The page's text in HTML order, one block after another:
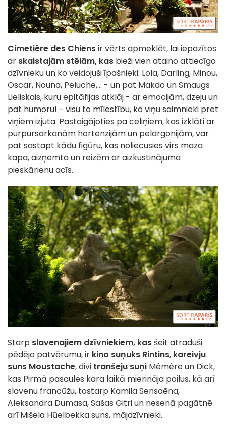
Cimetière des Chiensir vērts apmeklēt, lai iepazītos
ar skaistajām stēlām, kas bieži vien ataino attiecīgo
dzīvnieku un ko veidojuši īpašnieki: Lola, Darling, Minou,
Oscar, Nouna, Peluche,... - un pat Makdo un Smaugs
Lieliskais, kuru epitāfijas atklāj - ar emocijām, dzeju un
pat humoru! - visu to mīlestību, ko viņu saimnieki pret
viņiem izjuta. Pastaigājoties pa celiņiem, kas izklāti ar
purpursarkanām hortenzijām un pelargonijām, var
pat sastapt kādu figūru, kas noliecusies virs maza
kapa, aizņemta un reizēm ar aizkustinājuma
pieskārienu acīs.
Starp slavenajiem dzīvniekiem, kas šeit atraduši
pēdējo patvērumu, ir kino suņuks Rintins, kareivju
suns Moustache, divi tranšeju suņi Mémère un Dick,
kas Pirmā pasaules kara laikā mierināja poilus, kā arī
slavenu francūžu, tostarp Kamila Sensaēna,
Aleksandra Dumasa, Sašas Gitri un nesenā pagātnē
arī Mišela Hūelbekka suns, mājdzīvnieki.